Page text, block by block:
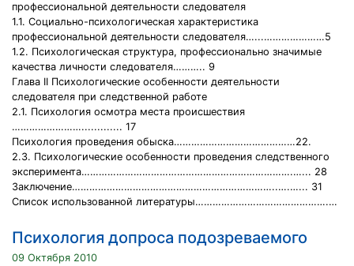
профессиональной деятельности следователя
1.1. Социально-психологическая характеристика
профессиональной деятельности следователя…...…………………5
1.2. Психологическая структура, профессионально значимые
качества личности следователя……….. 9
Глава II Психологические особенности деятельности
следователя при следственной работе
2.1. Психология осмотра места происшествия
……………………............. 17
Психология проведения обыска……………………………………22.
2.3. Психологические особенности проведения следственного
эксперимента……………………………………………………………….…... 28
Заключение……………………………………………………………..….…... 31
Список использованной литературы……………………………………….…
Психология допроса подозреваемого
09 Октября 2010